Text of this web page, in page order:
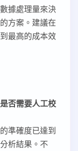
據處理量來決
方案。建議在
最高的成本效
否需要人工校
準確度已達到
析結果。不